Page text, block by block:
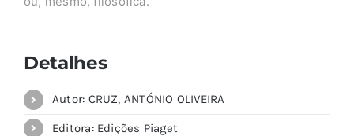
Detalhes
Autor: CRUZ, ANTÓNIO OLIVEIRA
Editora: Edições Piaget